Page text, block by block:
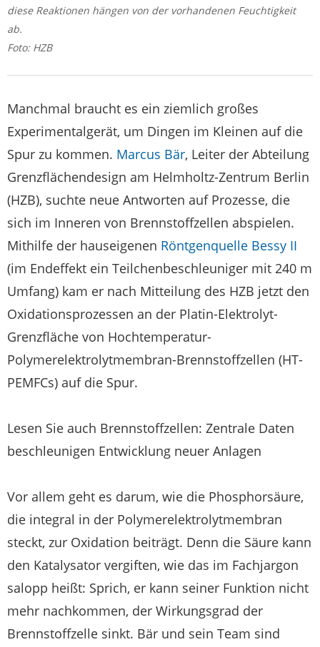
diese Reaktionen hängen von der vorhandenen Feuchtigkeit
ab.
Foto: HZB
Manchmal braucht es ein ziemlich großes
Experimentalgerät, um Dingen im Kleinen auf die
Spur zu kommen. Marcus Bär, Leiter der Abteilung
Grenzflächendesign am Helmholtz-Zentrum Berlin
(HZB), suchte neue Antworten auf Prozesse, die
sich im Inneren von Brennstoffzellen abspielen.
Mithilfe der hauseigenen Röntgenquelle Bessy II
(im Endeffekt ein Teilchenbeschleuniger mit 240 m
Umfang) kam er nach Mitteilung des HZB jetzt den
Oxidationsprozessen an der Platin-Elektrolyt-
Grenzfläche von Hochtemperatur-
Polymerelektrolytmembran-Brennstoffzellen (HT-
PEMFCs) auf die Spur.
Lesen Sie auch Brennstoffzellen: Zentrale Daten
beschleunigen Entwicklung neuer Anlagen
Vor allem geht es darum, wie die Phosphorsäure,
die integral in der Polymerelektrolytmembran
steckt, zur Oxidation beiträgt. Denn die Säure kann
den Katalysator vergiften, wie das im Fachjargon
salopp heißt: Sprich, er kann seiner Funktion nicht
mehr nachkommen, der Wirkungsgrad der
Brennstoffzelle sinkt. Bär und sein Team sind